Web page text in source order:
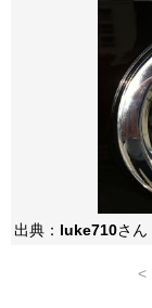
出典： luke710さん
<